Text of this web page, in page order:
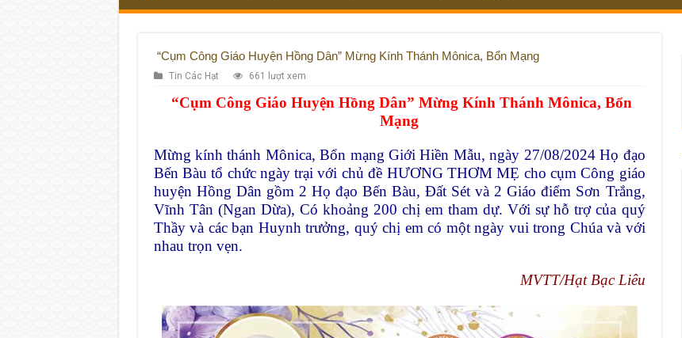
“Cụm Công Giáo Huyện Hồng Dân” Mừng Kính Thánh Mônica, Bổn Mạng
Tin Các Hạt 661 lượt xem
“Cụm Công Giáo Huyện Hồng Dân” Mừng Kính Thánh Mônica, Bổn
Mạng
Mừng kính thánh Mônica, Bổn mạng Giới Hiền Mẫu, ngày 27/08/2024 Họ đạo
Bến Bàu tổ chức ngày trại với chủ đề HƯƠNG THƠM MẸ cho cụm Công giáo
huyện Hồng Dân gồm 2 Họ đạo Bến Bàu, Đất Sét và 2 Giáo điểm Sơn Trắng,
Vĩnh Tân (Ngan Dừa), Có khoảng 200 chị em tham dự. Với sự hỗ trợ của quý
Thầy và các bạn Huynh trưởng, quý chị em có một ngày vui trong Chúa và với
nhau trọn vẹn.
MVTT/Hạt Bạc Liêu